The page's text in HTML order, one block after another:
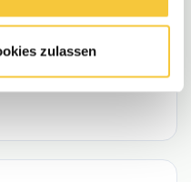
zulassen